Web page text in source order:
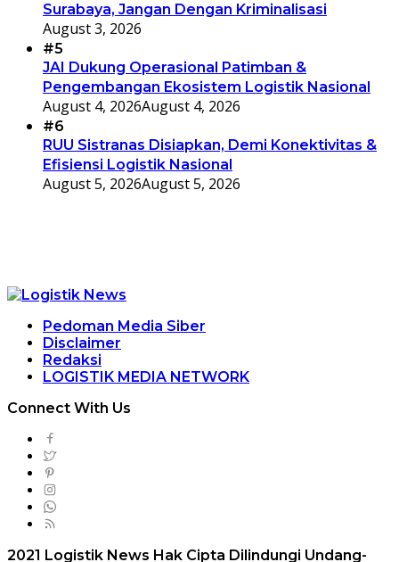
Surabaya, Jangan Dengan Kriminalisasi
August 3, 2026
#5
JAI Dukung Operasional Patimban &
Pengembangan Ekosistem Logistik Nasional
August 4, 2026August 4, 2026
#6
RUU Sistranas Disiapkan, Demi Konektivitas &
Efisiensi Logistik Nasional
August 5, 2026August 5, 2026
Pedoman Media Siber
Disclaimer
Redaksi
LOGISTIK MEDIA NETWORK
Connect With Us
2021 Logistik News Hak Cipta Dilindungi Undang-